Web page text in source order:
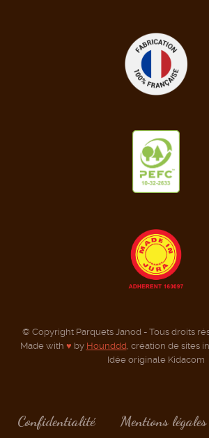
© Copyright Parquets Janod - Tous droits
Made with ♥ by Hounddd , création de sites
Idée originale Kidacom
Confidentialité Mentions légales